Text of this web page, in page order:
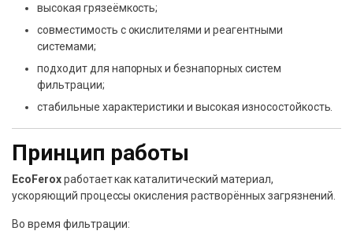
высокая грязеёмкость;
совместимость с окислителями и реагентными
системами;
подходит для напорных и безнапорных систем
фильтрации;
стабильные характеристики и высокая износостойкость.
Принцип работы
EcoFeroxработает как каталитический материал,
ускоряющий процессы окисления растворённых загрязнений.
Во время фильтрации: